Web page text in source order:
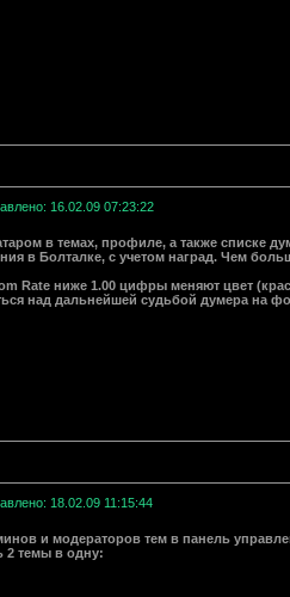
16.02.09 07:23:22
в темах, профиле, а также списке
в Болталке, с учетом наград. Чем
Rate ниже 1.00 цифры меняют цвет
над дальнейшей судьбой думера на
18.02.09 11:15:44
и модераторов тем в панель
2 темы в одну: